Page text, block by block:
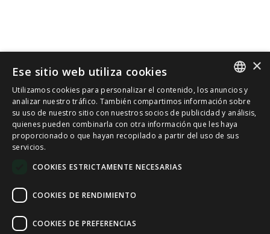
SPANISH
CAT
×
Ese sitio web utiliza cookies
Utilizamos cookies para personalizar el contenido, los anuncios y
analizar nuestro tráfico. También compartimos información sobre
su uso de nuestro sitio con nuestros socios de publicidad y análisis,
quienes pueden combinarla con otra información que les haya
proporcionado o que hayan recopilado a partir del uso de sus
servicios.
COOKIES ESTRICTAMENTE NECESARIAS
COOKIES DE RENDIMIENTO
COOKIES DE PREFERENCIAS